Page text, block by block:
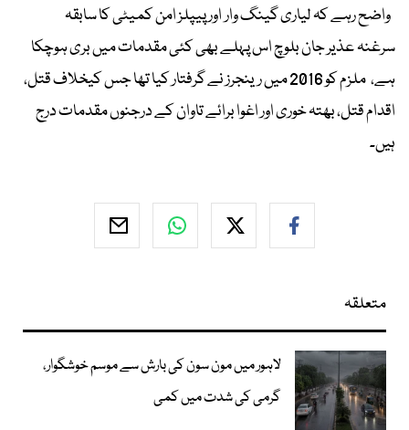
واضح رہے کہ لیاری گینگ وار اور پیپلز امن کمیٹی کا سابقہ
سرغنہ عذیر جان بلوچ اس پہلے بھی کئی مقدمات میں بری ہوچکا
ہے، ملزم کو 2016 میں رینجرز نے گرفتار کیا تھا جس کیخلاف قتل،
اقدام قتل، بھتہ خوری اور اغوا برائے تاوان کے درجنوں مقدمات درج
ہیں۔
متعلقہ
لاہور میں مون سون کی بارش سے موسم خوشگوار،
گرمی کی شدت میں کمی